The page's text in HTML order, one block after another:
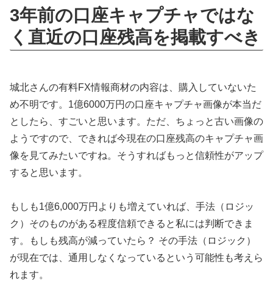
3年前の口座キャプチャではな
く直近の口座残高を掲載すべき
城北さんの有料FX情報商材の内容は、購入していないた
め不明です。1億6000万円の口座キャプチャ画像が本当だ
としたら、すごいと思います。ただ、ちょっと古い画像の
ようですので、できれば今現在の口座残高のキャプチャ画
像を見てみたいですね。そうすればもっと信頼性がアップ
すると思います。
もしも1億6,000万円よりも増えていれば、手法（ロジッ
ク）そのものがある程度信頼できると私には判断できま
す。もしも残高が減っていたら？ その手法（ロジック）
が現在では、通用しなくなっているという可能性も考えら
れます。